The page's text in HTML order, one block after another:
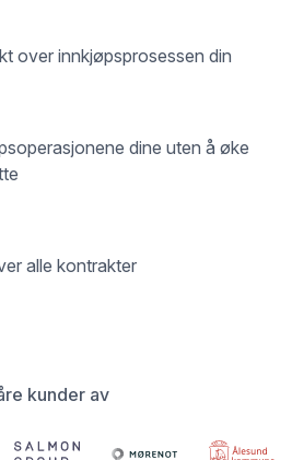
over innkjøpsprosessen din
dine uten å øke
alle kontrakter
kunder av